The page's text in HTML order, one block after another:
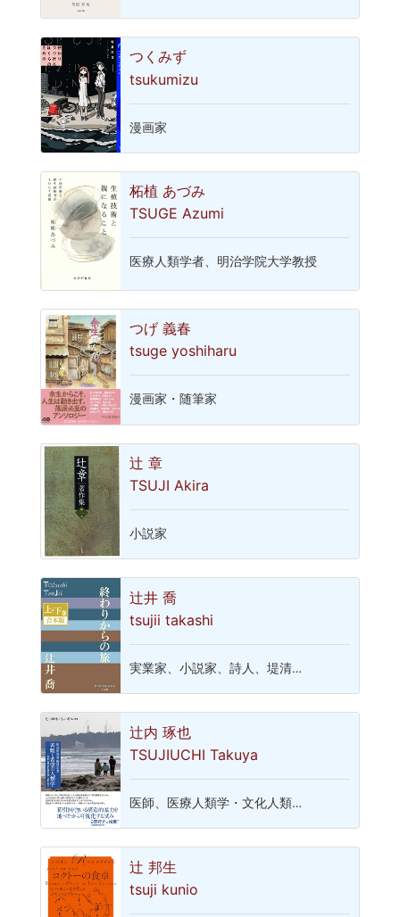
つくみず
tsukumizu
漫画家
柘植 あづみ
TSUGE Azumi
医療人類学者、明治学院大学教授
つげ 義春
tsuge yoshiharu
漫画家・随筆家
辻 章
TSUJI Akira
小説家
辻井 喬
tsujii takashi
実業家、小説家、詩人、堤清…
辻内 琢也
TSUJIUCHI Takuya
医師、医療人類学・文化人類…
辻 邦生
tsuji kunio